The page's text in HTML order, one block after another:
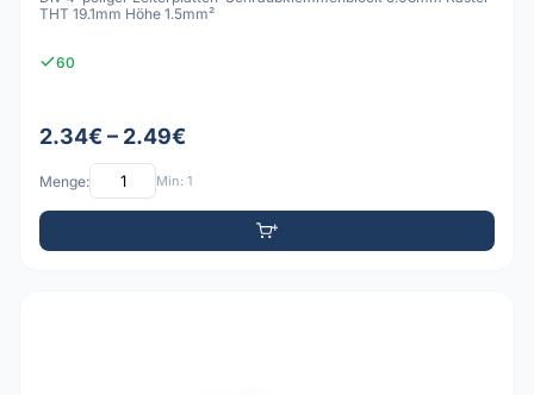
THT 19.1mm Höhe 1.5mm²
60
2.34€ – 2.49€
Menge: Min: 1